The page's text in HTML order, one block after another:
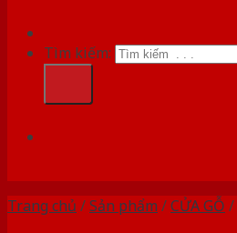
Tìm kiếm:
Trang chủ /Sản phẩm /CỬA GỖ /